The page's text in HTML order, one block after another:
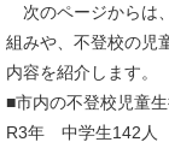
次のページからは
組みや、不登校の児
内容を紹介します。
■市内の不登校児童
R3年 中学生142人